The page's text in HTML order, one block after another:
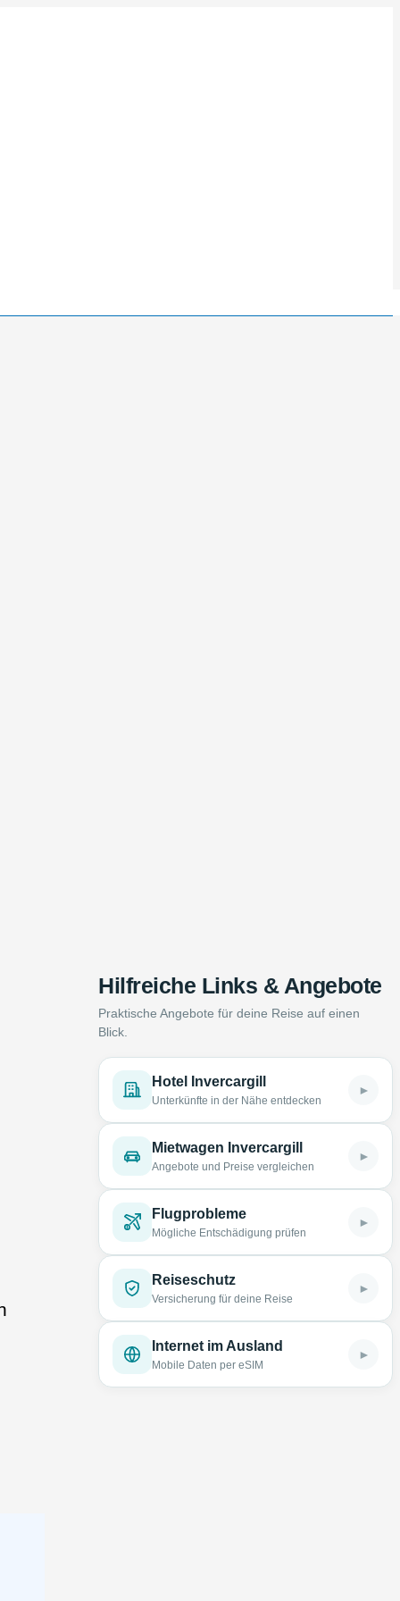
Hilfreiche Links & Angebote
Praktische Angebote für deine Reise auf einen
Blick.
Hotel Invercargill
Unterkünfte in der Nähe entdecken
►
Mietwagen Invercargill
Angebote und Preise vergleichen
►
Flugprobleme
Mögliche Entschädigung prüfen
►
Reiseschutz
Versicherung für deine Reise
►
Internet im Ausland
Mobile Daten per eSIM
►